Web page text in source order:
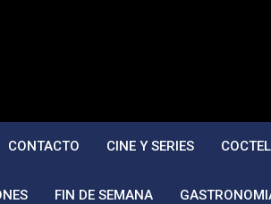
CONTACTO CINE Y SERIES
FIN DE SEMANA